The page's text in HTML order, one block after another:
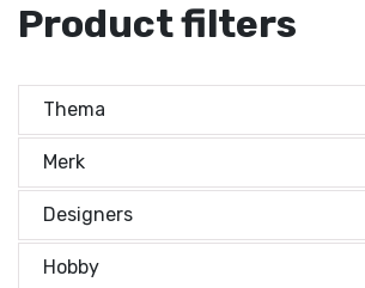
Product filters
Thema
Merk
Designers
Hobby